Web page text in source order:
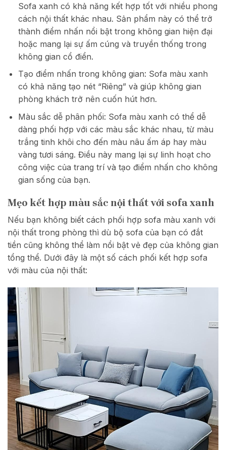
Sofa xanh có khả năng kết hợp tốt với nhiều phong
cách nội thất khác nhau. Sản phẩm này có thể trở
thành điểm nhấn nổi bật trong không gian hiện đại
hoặc mang lại sự ấm cúng và truyền thống trong
không gian cổ điển.
Tạo điểm nhấn trong không gian: Sofa màu xanh
có khả năng tạo nét “Riêng” và giúp không gian
phòng khách trở nên cuốn hút hơn.
Màu sắc dễ phân phối: Sofa màu xanh có thể dễ
dàng phối hợp với các màu sắc khác nhau, từ màu
trắng tinh khôi cho đến màu nâu ấm áp hay màu
vàng tươi sáng. Điều này mang lại sự linh hoạt cho
công việc của trang trí và tạo điểm nhấn cho không
gian sống của bạn.
Mẹo kết hợp màu sắc nội thất với sofa xanh
Nếu bạn không biết cách phối hợp sofa màu xanh với
nội thất trong phòng thì dù bộ sofa của bạn có đắt
tiền cũng không thể làm nổi bật vẻ đẹp của không gian
tổng thể. Dưới đây là một số cách phối kết hợp sofa
với màu của nội thất: